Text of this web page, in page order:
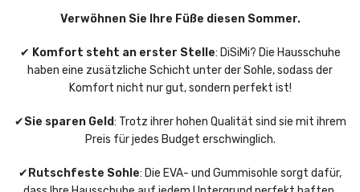
Verwöhnen Sie Ihre Füße diesen Sommer.
✔ Komfort steht an erster Stelle: DiSiMi? Die Hausschuhe
haben eine zusätzliche Schicht unter der Sohle, sodass der
Komfort nicht nur gut, sondern perfekt ist!
✔Sie sparen Geld: Trotz ihrer hohen Qualität sind sie mit ihrem
Preis für jedes Budget erschwinglich.
✔ Rutschfeste Sohle: Die EVA- und Gummisohle sorgt dafür,